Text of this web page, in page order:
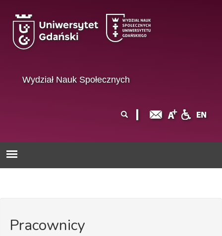
Wydział Nauk Społecznych
wyszukiwania
Pracownicy